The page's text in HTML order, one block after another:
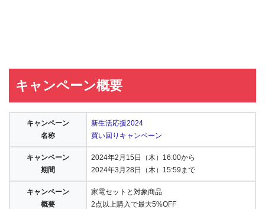
キャンペーン概要
キャンペーン
名称
新生活応援2024
買い回りキャンペーン
キャンペーン
期間
2024年2月15日（木）16:00から
2024年3月28日（木）15:59まで
キャンペーン
概要
家電セットと対象商品
2点以上購入で最大5%OFF